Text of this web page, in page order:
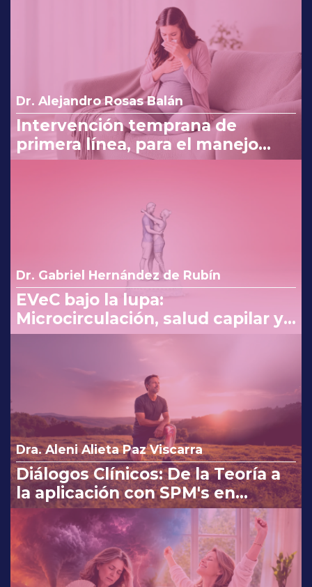
Dr. Alejandro Rosas Balán
Intervención temprana de
primera línea, para el manejo
eficaz en náuseas y vómito del
Dr. Gabriel Hernández de Rubín
EVeC bajo la lupa:
Microcirculación, salud capilar y
costo beneficio en la consulta
Dra. Aleni Alieta Paz Viscarra
Diálogos Clínicos: De la Teoría a
la aplicación con SPM's en
Osteoartritis